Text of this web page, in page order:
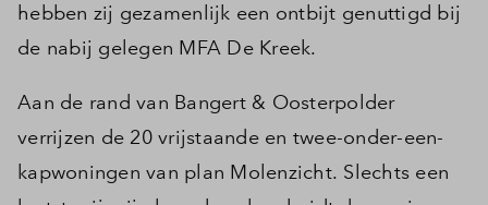
hebben zij gezamenlijk een ontbijt genuttigd bij
de nabij gelegen MFA De Kreek.
Aan de rand van Bangert & Oosterpolder
verrijzen de 20 vrijstaande en twee-onder-een-
kapwoningen van plan Molenzicht. Slechts een